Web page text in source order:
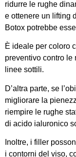
ridurre le rughe
e ottenere un lifting
Botox potrebbe
È ideale per coloro
preventivo contro le
linee sottili.
D’altra parte, se
migliorare la
riempire le rughe
di acido ialuronico
Inoltre, i filler
i contorni del viso,